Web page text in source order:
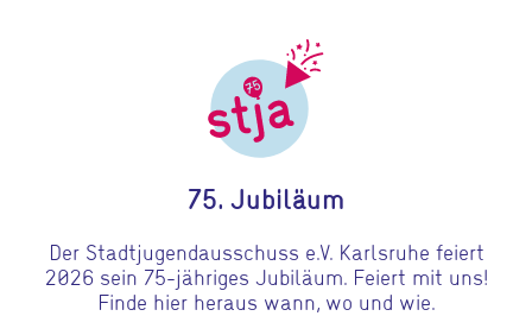
Gehe zu 75. Jubiläum
75. Jubiläum
Der Stadtjugendausschuss e.V. Karlsruhe feiert
2026 sein 75-jähriges Jubiläum. Feiert mit uns!
Finde hier heraus wann, wo und wie.